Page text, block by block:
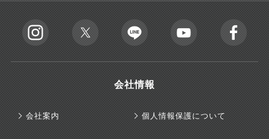
会社情報
会社案内 個人情報保護について